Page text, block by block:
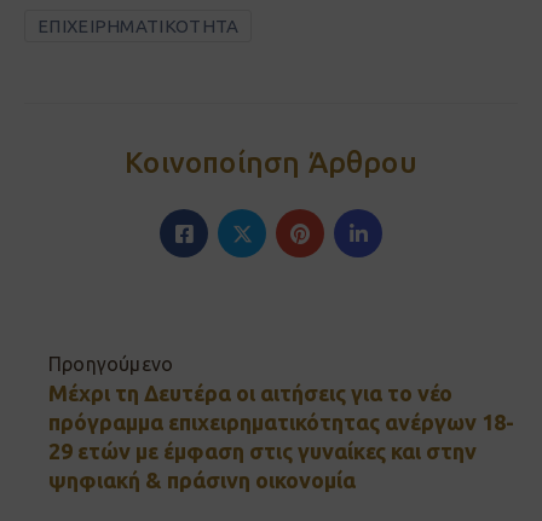
ΕΠΙΧΕΙΡΗΜΑΤΙΚΟΤΗΤΑ
Κοινοποίηση Άρθρου
Προηγούμενο
Μέχρι τη Δευτέρα οι αιτήσεις για το νέο
πρόγραμμα επιχειρηματικότητας ανέργων 18-
29 ετών με έμφαση στις γυναίκες και στην
ψηφιακή & πράσινη οικονομία